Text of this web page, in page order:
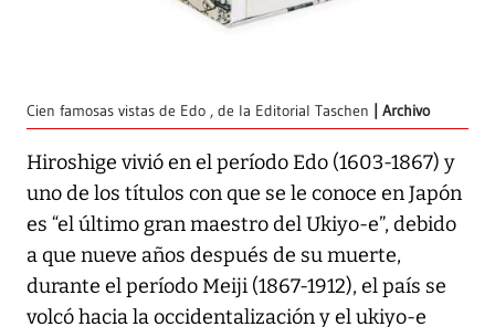
Cien famosas vistas de Edo , de la Editorial Taschen Archivo
Hiroshige vivió en el período Edo (1603-1867) y
uno de los títulos con que se le conoce en Japón
es “el último gran maestro del Ukiyo-e”, debido
a que nueve años después de su muerte,
durante el período Meiji (1867-1912), el país se
volcó hacia la occidentalización y el ukiyo-e